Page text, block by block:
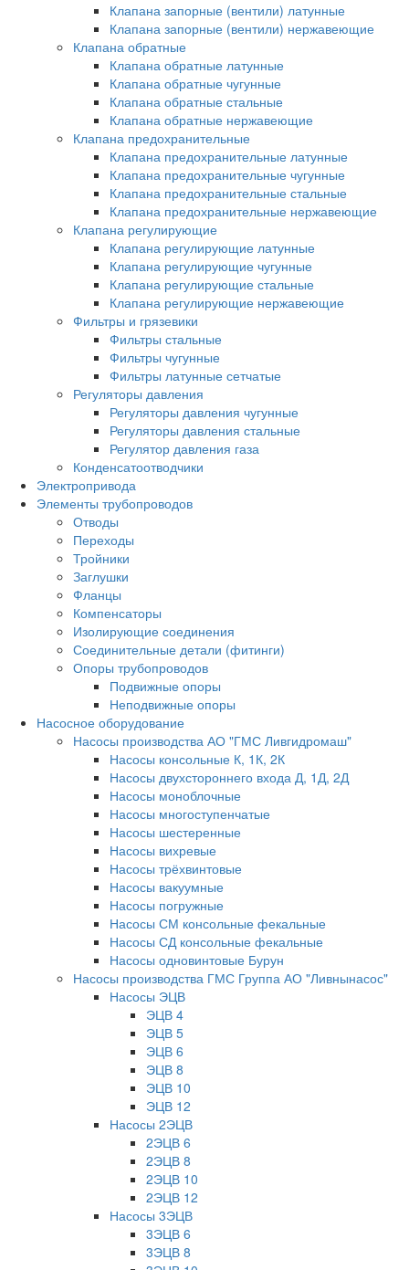
Клапана запорные (вентили) латунные
Клапана запорные (вентили) нержавеющие
Клапана обратные
Клапана обратные латунные
Клапана обратные чугунные
Клапана обратные стальные
Клапана обратные нержавеющие
Клапана предохранительные
Клапана предохранительные латунные
Клапана предохранительные чугунные
Клапана предохранительные стальные
Клапана предохранительные нержавеющие
Клапана регулирующие
Клапана регулирующие латунные
Клапана регулирующие чугунные
Клапана регулирующие стальные
Клапана регулирующие нержавеющие
Фильтры и грязевики
Фильтры стальные
Фильтры чугунные
Фильтры латунные сетчатые
Регуляторы давления
Регуляторы давления чугунные
Регуляторы давления стальные
Регулятор давления газа
Конденсатоотводчики
Электропривода
Элементы трубопроводов
Отводы
Переходы
Тройники
Заглушки
Фланцы
Компенсаторы
Изолирующие соединения
Соединительные детали (фитинги)
Опоры трубопроводов
Подвижные опоры
Неподвижные опоры
Насосное оборудование
Насосы производства АО "ГМС Ливгидромаш"
Насосы консольные К, 1К, 2К
Насосы двухстороннего входа Д, 1Д, 2Д
Насосы моноблочные
Насосы многоступенчатые
Насосы шестеренные
Насосы вихревые
Насосы трёхвинтовые
Насосы вакуумные
Насосы погружные
Насосы СМ консольные фекальные
Насосы СД консольные фекальные
Насосы одновинтовые Бурун
Насосы производства ГМС Группа АО "Ливнынасос"
Насосы ЭЦВ
ЭЦВ 4
ЭЦВ 5
ЭЦВ 6
ЭЦВ 8
ЭЦВ 10
ЭЦВ 12
Насосы 2ЭЦВ
2ЭЦВ 6
2ЭЦВ 8
2ЭЦВ 10
2ЭЦВ 12
Насосы 3ЭЦВ
3ЭЦВ 6
3ЭЦВ 8